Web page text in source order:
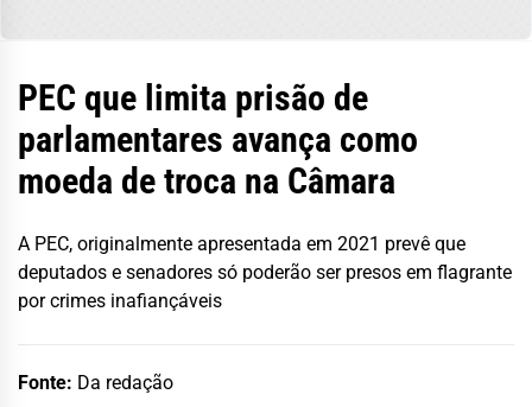
PEC que limita prisão de
parlamentares avança como
moeda de troca na Câmara
A PEC, originalmente apresentada em 2021 prevê que
deputados e senadores só poderão ser presos em flagrante
por crimes inafiançáveis
Fonte: Da redação